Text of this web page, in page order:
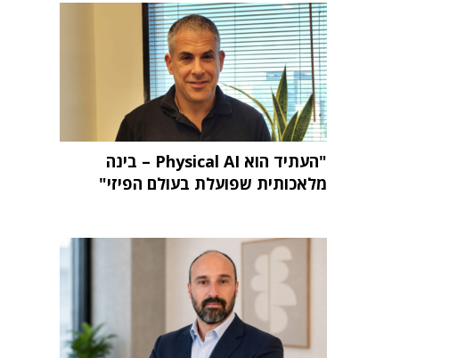
"העתיד הוא Physical AI – בינה
מלאכותית שפועלת בעולם הפיזי"